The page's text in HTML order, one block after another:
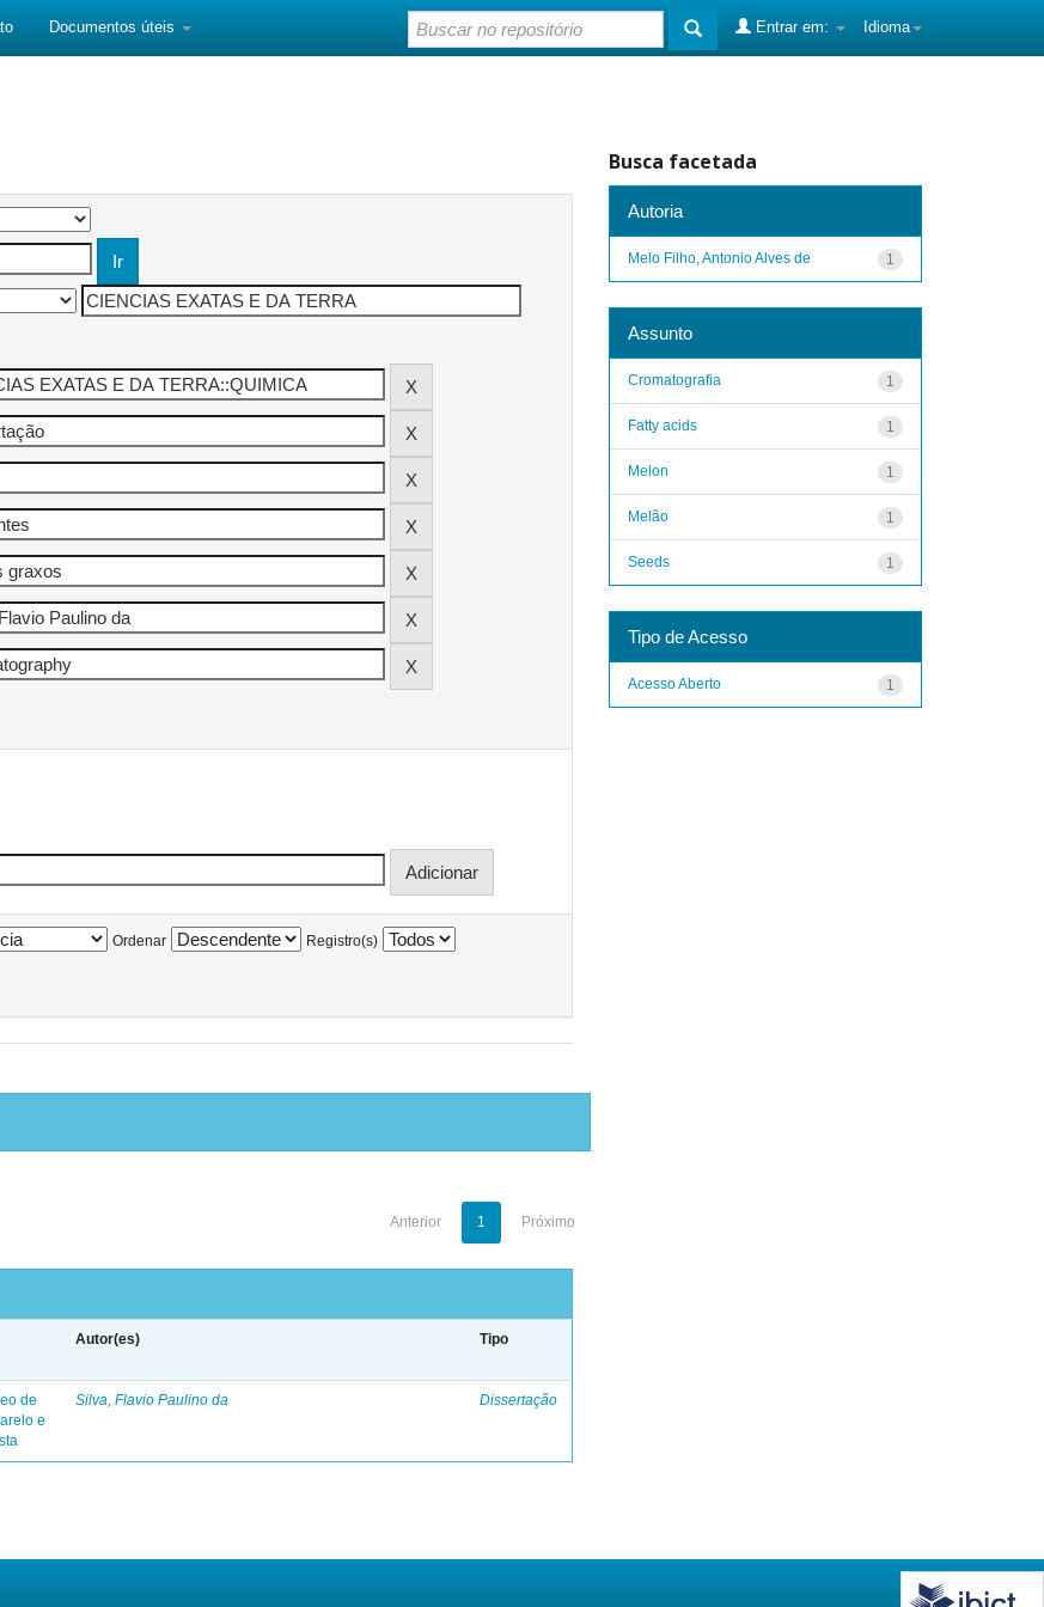
Documentos úteis Idioma
Entrar em:
Ordenar Registro(s)
Anterior 1 Próximo
Autor(es) Tipo
de
e
Silva, Flavio Paulino da Dissertação
Busca facetada
Autoria
1
Melo Filho, Antonio Alves de
Assunto
1
Cromatografia
1
Fatty acids
1
Melon
1
Melão
1
Seeds
Tipo de Acesso
1
Acesso Aberto